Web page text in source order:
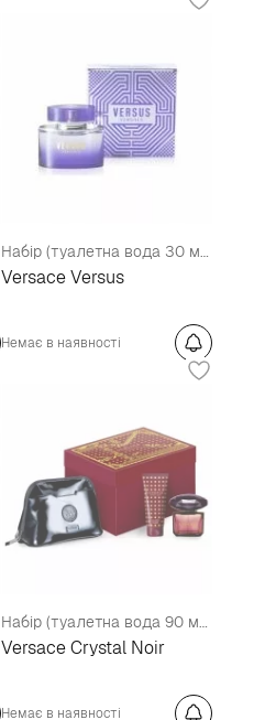
Набір (туалетна вода 30 мл + лосьйон для тіла 50 мл)
Versace Versus
Немає в наявності
Набір (туалетна вода 90 мл + молочко для тіла 100 мл + сумочка)
Versace Crystal Noir
Немає в наявності